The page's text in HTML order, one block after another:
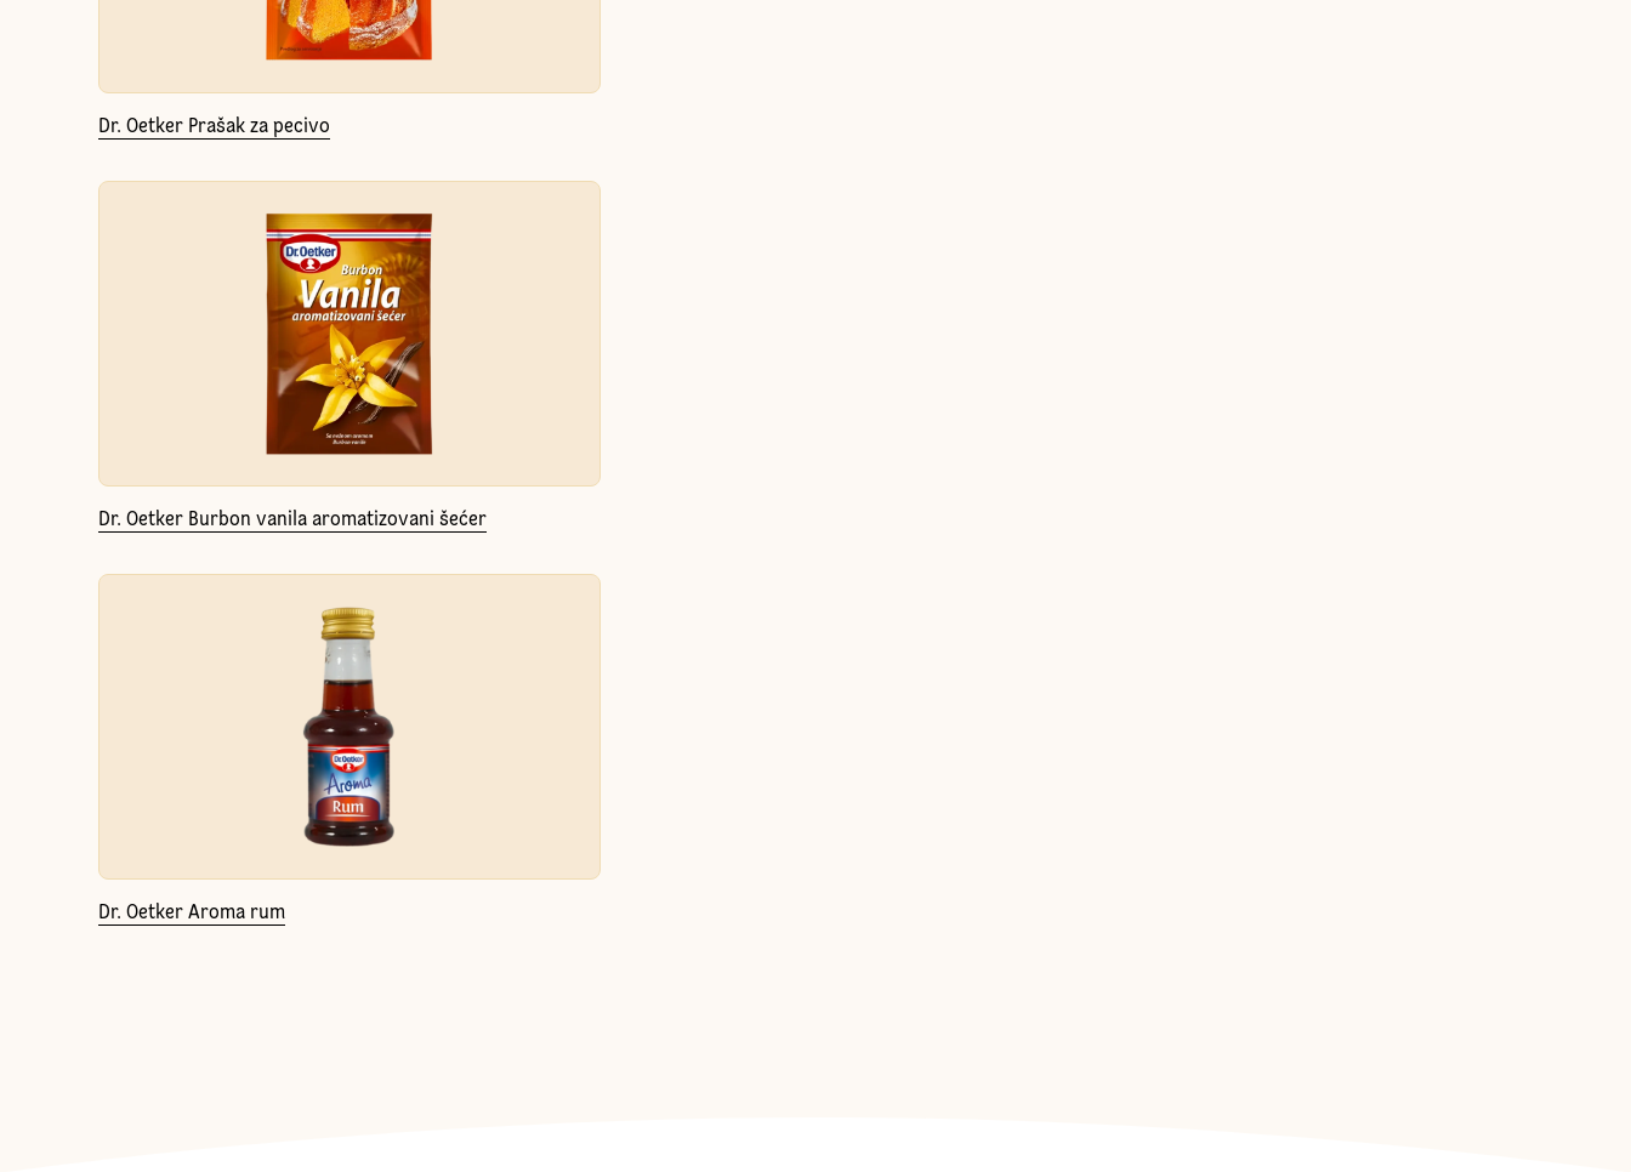
Dr. Oetker Prašak za pecivo
Dr. Oetker Burbon vanila aromatizovani šećer
Dr. Oetker Aroma rum